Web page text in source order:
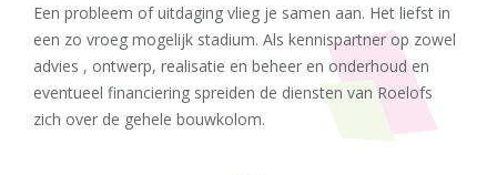
Een probleem of uitdaging vlieg je samen aan. Het liefst in
een zo vroeg mogelijk stadium. Als kennispartner op zowel
advies , ontwerp, realisatie en beheer en onderhoud en
eventueel financiering spreiden de diensten van Roelofs
zich over de gehele bouwkolom.